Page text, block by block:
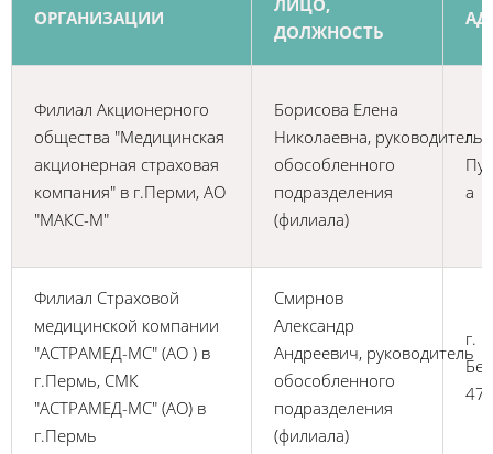
ОРГАНИЗАЦИИ
ЛИЦО,
ДОЛЖНОСТЬ
Филиал Акционерного
общества "Медицинская
акционерная страховая
компания" в г.Перми, АО
"МАКС-М"
Борисова Елена
Николаевна, руководитель
обособленного
подразделения
(филиала)
г.
а
Филиал Страховой
медицинской компании
"АСТРАМЕД-МС" (АО ) в
г.Пермь, СМК
"АСТРАМЕД-МС" (АО) в
г.Пермь
Смирнов
Александр
Андреевич, руководитель
обособленного
подразделения
(филиала)
г.
47